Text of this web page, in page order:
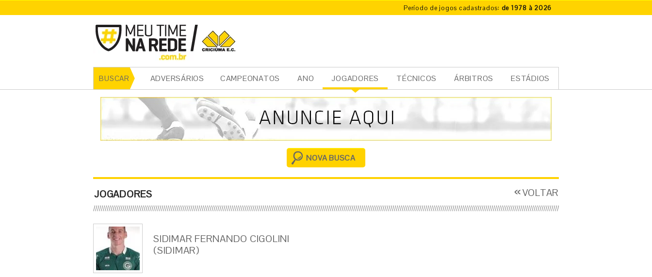
Período de jogos cadastrados: de 1978 à 2026
BUSCAR ADVERSÁRIOS CAMPEONATOS ANO JOGADORES TÉCNICOS ÁRBITROS ESTÁDIOS
cia
l
NOVA BUSCA
JOGADORES VOLTAR
SIDIMAR FERNANDO CIGOLINI
(SIDIMAR)